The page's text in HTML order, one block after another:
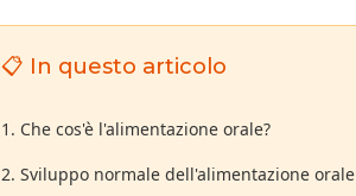
📋 In questo articolo
1. Che cos'è l'alimentazione orale?
2. Sviluppo normale dell'alimentazione orale